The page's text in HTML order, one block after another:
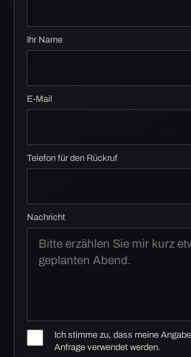
Ihr Name
E-Mail
Telefon für den Rückruf
Nachricht
Ich stimme zu, dass meine
Anfrage verwendet werden.